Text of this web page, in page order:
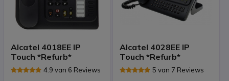
Alcatel 4018EE IP
Touch *Refurb*
4.9 van 6 Reviews
Alcatel 4028EE IP
Touch *Refurb*
5 van 7 Reviews